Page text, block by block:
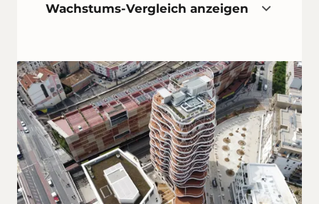
Wachstums-Vergleich anzeigen